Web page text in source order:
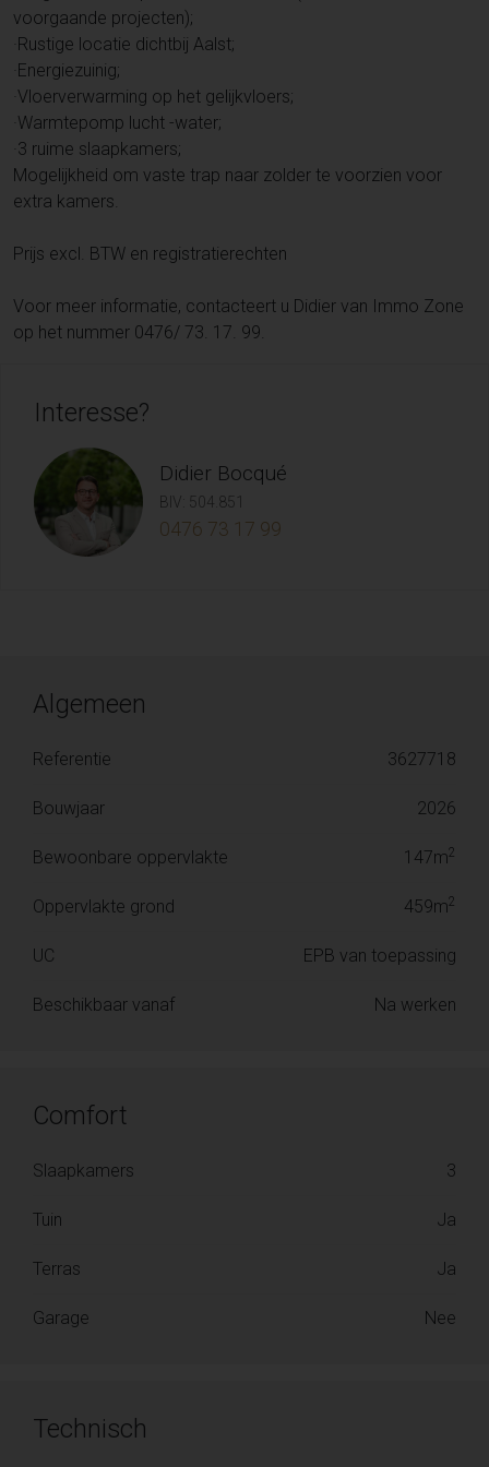
voorgaande projecten);
·Rustige locatie dichtbij Aalst;
·Energiezuinig;
·Vloerverwarming op het gelijkvloers;
·Warmtepomp lucht -water;
·3 ruime slaapkamers;
Mogelijkheid om vaste trap naar zolder te voorzien voor
extra kamers.
Prijs excl. BTW en registratierechten
Voor meer informatie, contacteert u Didier van Immo Zone
op het nummer 0476/ 73. 17. 99.
Interesse?
Didier Bocqué
BIV: 504.851
0476 73 17 99
Algemeen
Referentie 3627718
Bouwjaar 2026
Bewoonbare oppervlakte 147m2
Oppervlakte grond 459m2
UC EPB van toepassing
Beschikbaar vanaf Na werken
Comfort
Slaapkamers 3
Tuin Ja
Terras Ja
Garage Nee
Technisch